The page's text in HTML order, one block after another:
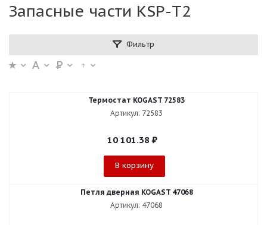
Запасные части KSP-T2
Фильтр
Термостат KOGAST 72583
Артикул: 72583
10 101.38₽
В корзину
Петля дверная KOGAST 47068
Артикул: 47068